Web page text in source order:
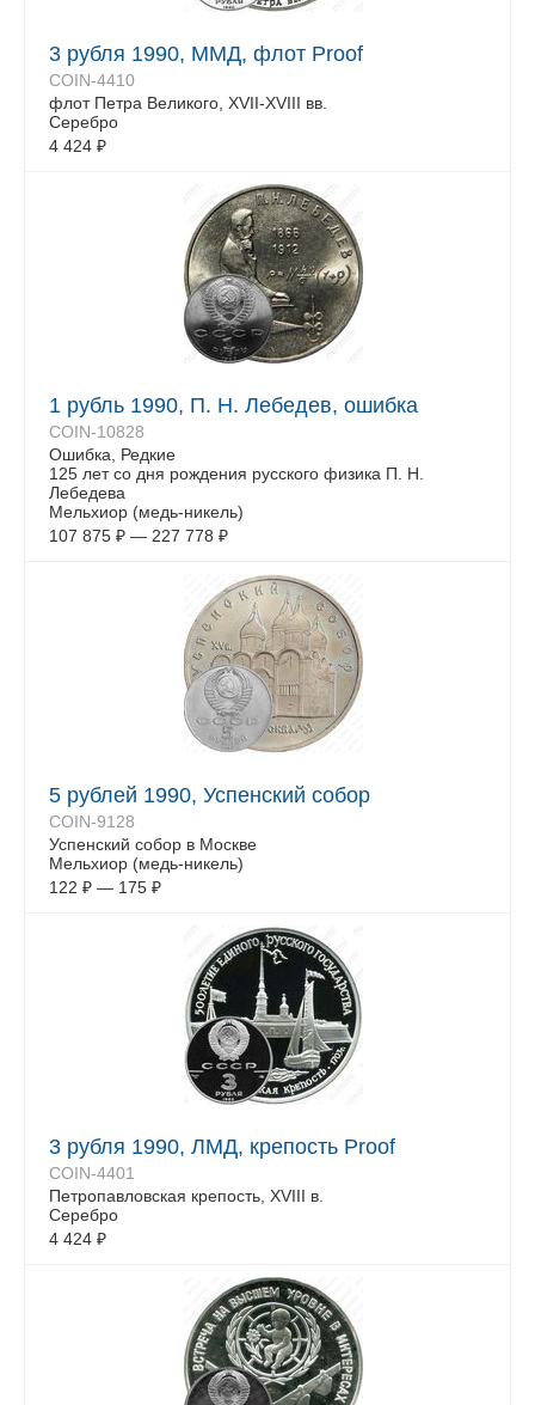
3 рубля 1990, ММД, флот Proof
COIN-4410
флот Петра Великого, XVII-XVIII вв.
Серебро
4 424 ₽
1 рубль 1990, П. Н. Лебедев, ошибка
COIN-10828
Ошибка, Редкие
125 лет со дня рождения русского физика П. Н.
Лебедева
Мельхиор (медь-никель)
107 875 ₽ — 227 778 ₽
5 рублей 1990, Успенский собор
COIN-9128
Успенский собор в Москве
Мельхиор (медь-никель)
122 ₽ — 175 ₽
3 рубля 1990, ЛМД, крепость Proof
COIN-4401
Петропавловская крепость, XVIII в.
Серебро
4 424 ₽